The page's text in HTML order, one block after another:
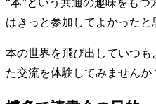
“本”という共通の趣味をも
はきっと参加してよかった
本の世界を飛び出していつ
た交流を体験してみませんか